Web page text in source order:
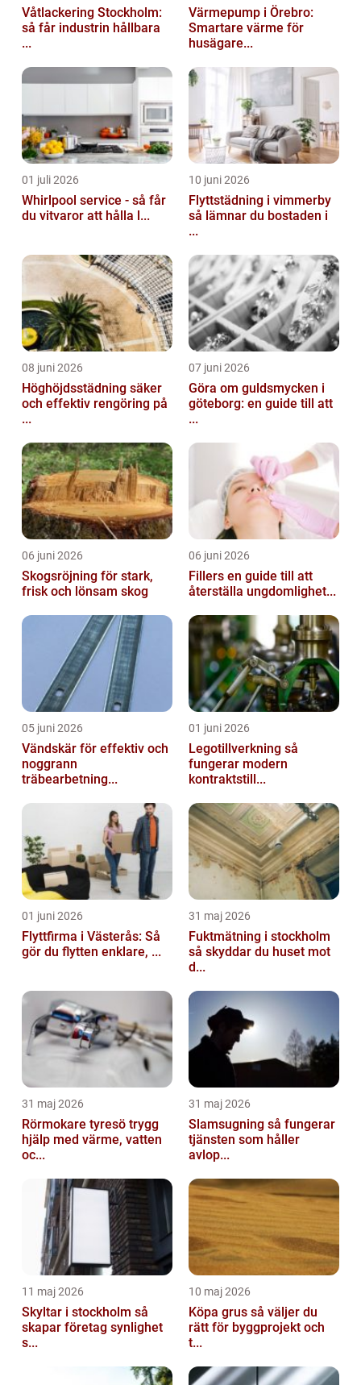
Våtlackering Stockholm:
så får industrin hållbara
...
Värmepump i Örebro:
Smartare värme för
husägare...
01 juli 2026
Whirlpool service - så får
du vitvaror att hålla l...
10 juni 2026
Flyttstädning i vimmerby
så lämnar du bostaden i
...
08 juni 2026
Höghöjdsstädning säker
och effektiv rengöring på
...
07 juni 2026
Göra om guldsmycken i
göteborg: en guide till att
...
06 juni 2026
Skogsröjning för stark,
frisk och lönsam skog
06 juni 2026
Fillers en guide till att
återställa ungdomlighet...
05 juni 2026
Vändskär för effektiv och
noggrann
träbearbetning...
01 juni 2026
Legotillverkning så
fungerar modern
kontraktstill...
01 juni 2026
Flyttfirma i Västerås: Så
gör du flytten enklare, ...
31 maj 2026
Fuktmätning i stockholm
så skyddar du huset mot
d...
31 maj 2026
Rörmokare tyresö trygg
hjälp med värme, vatten
oc...
31 maj 2026
Slamsugning så fungerar
tjänsten som håller
avlop...
11 maj 2026
Skyltar i stockholm så
skapar företag synlighet
s...
10 maj 2026
Köpa grus så väljer du
rätt för byggprojekt och
t...